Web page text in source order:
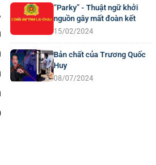
“Parky” - Thuật ngữ khởi
nguồn gây mất đoàn kết
15/02/2024
Bản chất của Trương Quốc
Huy
08/07/2024